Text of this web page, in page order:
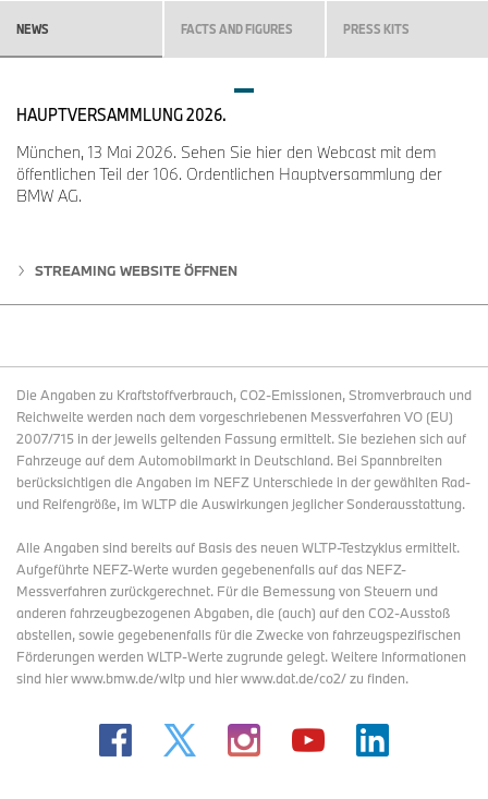
NEWS FACTS AND FIGURES PRESS KITS
HAUPTVERSAMMLUNG 2026.
München, 13 Mai 2026. Sehen Sie hier den Webcast mit dem
öffentlichen Teil der 106. Ordentlichen Hauptversammlung der
BMW AG.
STREAMING WEBSITE ÖFFNEN
Die Angaben zu Kraftstoffverbrauch, CO2-Emissionen, Stromverbrauch und
Reichweite werden nach dem vorgeschriebenen Messverfahren VO (EU)
2007/715 in der jeweils geltenden Fassung ermittelt. Sie beziehen sich auf
Fahrzeuge auf dem Automobilmarkt in Deutschland. Bei Spannbreiten
berücksichtigen die Angaben im NEFZ Unterschiede in der gewählten Rad-
und Reifengröße, im WLTP die Auswirkungen jeglicher Sonderausstattung.
Alle Angaben sind bereits auf Basis des neuen WLTP-Testzyklus ermittelt.
Aufgeführte NEFZ-Werte wurden gegebenenfalls auf das NEFZ-
Messverfahren zurückgerechnet. Für die Bemessung von Steuern und
anderen fahrzeugbezogenen Abgaben, die (auch) auf den CO2-Ausstoß
abstellen, sowie gegebenenfalls für die Zwecke von fahrzeugspezifischen
Förderungen werden WLTP-Werte zugrunde gelegt. Weitere Informationen
sind hier www.bmw.de/wltp und hier www.dat.de/co2/ zu finden.